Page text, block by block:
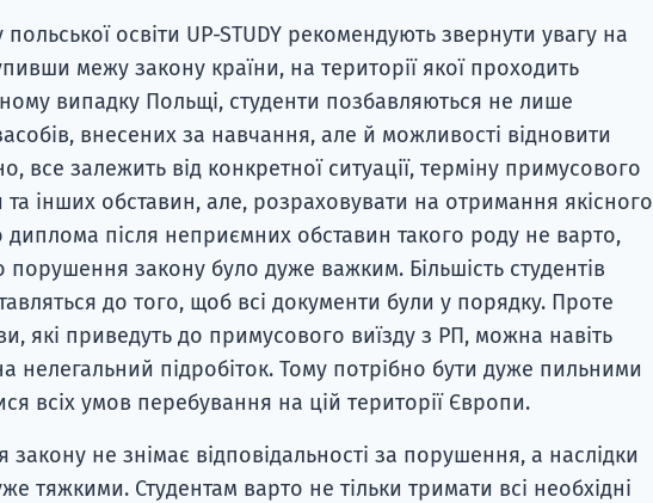
польської освіти UP-STUDY рекомендують звернути увагу на
межу закону країни, на території якої проходить
випадку Польщі, студенти позбавляються не лише
внесених за навчання, але й можливості відновити
все залежить від конкретної ситуації, терміну примусового
та інших обставин, але, розраховувати на отримання якісного
диплома після неприємних обставин такого роду не варто,
закону було дуже важким. Більшість студентів
до того, щоб всі документи були у порядку. Проте
які приведуть до примусового виїзду з РП, можна навіть
нелегальний підробіток. Тому потрібно бути дуже пильними
всіх умов перебування на цій території Європи.
не знімає відповідальності за порушення, а наслідки
тяжкими. Студентам варто не тільки тримати всі необхідні